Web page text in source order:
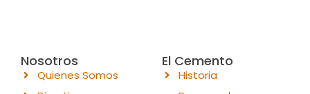
Nosotros
Quienes Somos
El Cemento
Historia